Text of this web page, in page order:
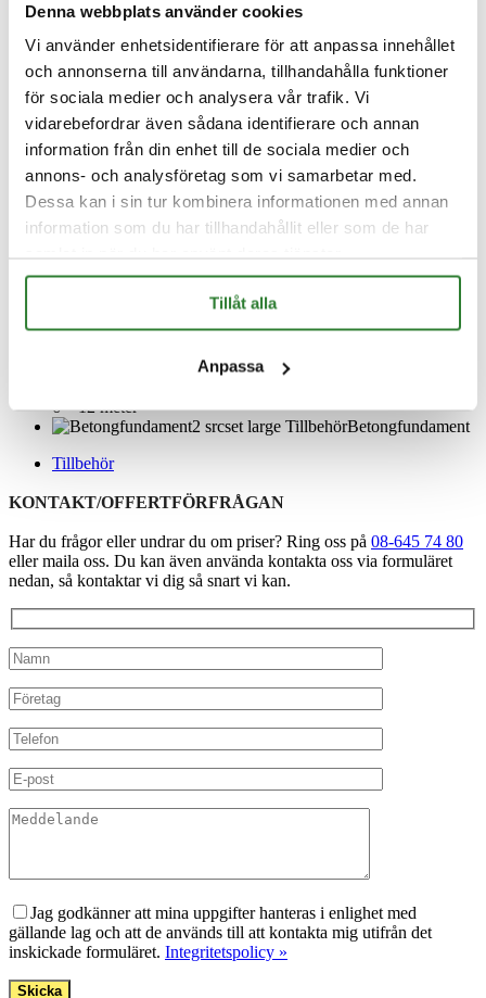
Denna webbplats använder cookies
Vi använder enhetsidentifierare för att anpassa innehållet
och annonserna till användarna, tillhandahålla funktioner
för sociala medier och analysera vår trafik. Vi
vidarebefordrar även sådana identifierare och annan
information från din enhet till de sociala medier och
annons- och analysföretag som vi samarbetar med.
Dessa kan i sin tur kombinera informationen med annan
information som du har tillhandahållit eller som de har
Tillåt alla
Anpassa
Fällplatta NORDIC 6-12
meter
Flagglina rulle 200 meter, 5
mmø
Karbinhake
Karbinhake ”nyckelhål”
Banner Bar
Banner Lift
Flaggstångsknopp i
mässing, lökformad guld
Komplett tillbehörskartong
6-12 meter
flagglinor
Flaggstångsknopp
Knape med skruv
6 – 12 meter
Betongfundament
Tillbehör
KONTAKT/OFFERTFÖRFRÅGAN
Har du frågor eller undrar du om priser? Ring oss på 08-645 74 80
eller maila oss. Du kan även använda kontakta oss via formuläret
nedan, så kontaktar vi dig så snart vi kan.
Lämna detta fält tomt.
Jag godkänner att mina uppgifter hanteras i enlighet med
gällande lag och att de används till att kontakta mig utifrån det
inskickade formuläret. Integritetspolicy »